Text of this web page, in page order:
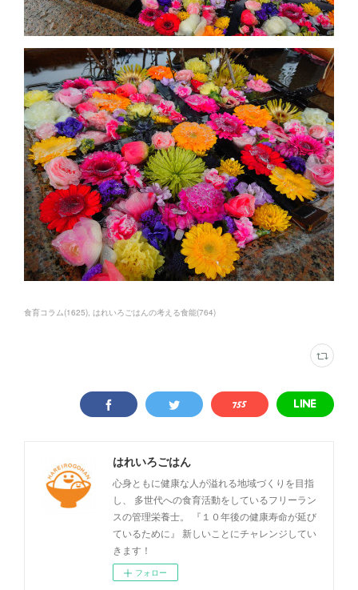
食育コラム(1625) はれいろごはんの考える食能(764)
はれいろごはん
心身ともに健康な人が溢れる地域づくりを目指
し、 多世代への食育活動をしているフリーラン
スの管理栄養士。 『１０年後の健康寿命が延び
ているために』 新しいことにチャレンジしてい
きます！
フォロー